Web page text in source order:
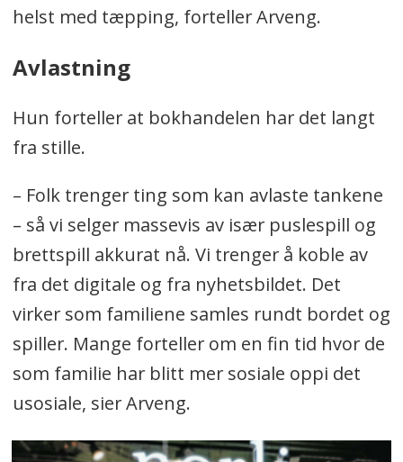
helst med tæpping, forteller Arveng.
Avlastning
Hun forteller at bokhandelen har det langt
fra stille.
– Folk trenger ting som kan avlaste tankene
– så vi selger massevis av især puslespill og
brettspill akkurat nå. Vi trenger å koble av
fra det digitale og fra nyhetsbildet. Det
virker som familiene samles rundt bordet og
spiller. Mange forteller om en fin tid hvor de
som familie har blitt mer sosiale oppi det
usosiale, sier Arveng.